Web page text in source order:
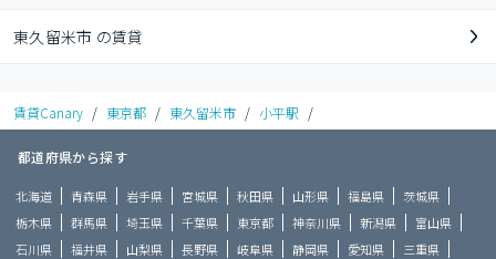
東久留米市 の賃貸
賃貸Canary / 東京都 / 東久留米市 / 小平駅 /
都道府県から探す
北海道 青森県 岩手県 宮城県 秋田県 山形県 福島県
茨城県
栃木県
群馬県 埼玉県 千葉県 東京都 神奈川県 新潟県
富山県
石川県
福井県 山梨県 長野県 岐阜県 静岡県 愛知県
三重県